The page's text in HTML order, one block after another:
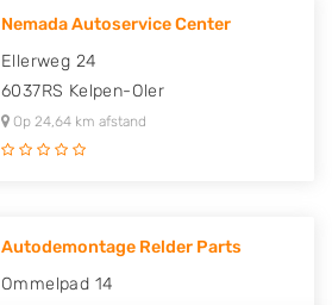
Nemada Autoservice Center
Ellerweg 24
6037RS Kelpen-Oler
Op 24,64 km afstand
Autodemontage Relder Parts
Ommelpad 14